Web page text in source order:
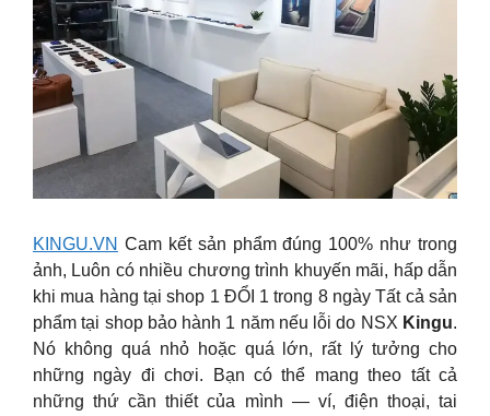
KINGU.VN Cam kết sản phẩm đúng 100% như trong
ảnh, Luôn có nhiều chương trình khuyến mãi, hấp dẫn
khi mua hàng tại shop 1 ĐỔI 1 trong 8 ngày Tất cả sản
phẩm tại shop bảo hành 1 năm nếu lỗi do NSX Kingu.
Nó không quá nhỏ hoặc quá lớn, rất lý tưởng cho
những ngày đi chơi. Bạn có thể mang theo tất cả
những thứ cần thiết của mình — ví, điện thoại, tai